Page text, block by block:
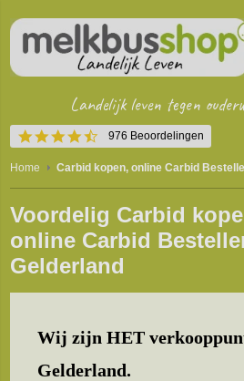
4.5
star
rating
976 Beoordelingen
Landelijk leven tegen
Home Carbid kopen, online Carbid
Voordelig Carbid
online Carbid
Gelderland
Wij zijn HET
Gelderland.